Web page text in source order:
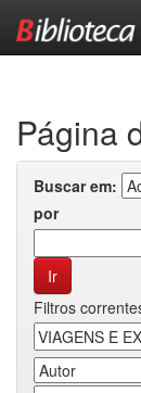
Página
Buscar em:
por
Filtros